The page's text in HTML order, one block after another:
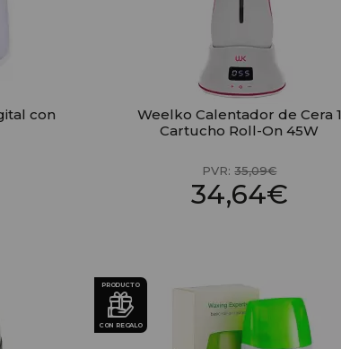
con
Weelko Calentador de Cera 1
Cartucho Roll-On 45W
PVR:35,09€
34,64€
PRODUCTO
CON REGALO